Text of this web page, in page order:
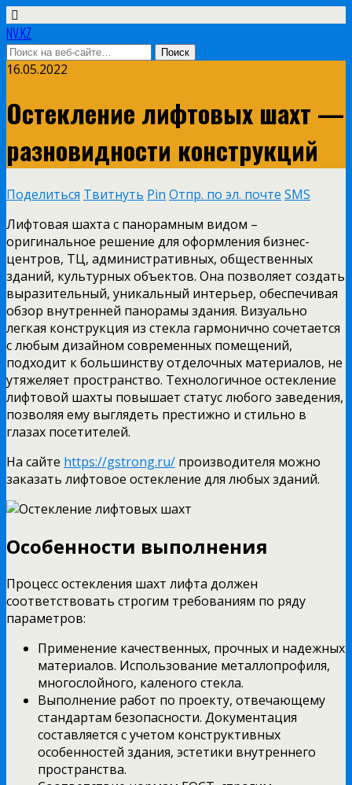
NV.KZ
16.05.2022
Остекление лифтовых шахт —
разновидности конструкций
Поделиться Твитнуть Pin Отпр. по эл. почте SMS
Лифтовая шахта с панорамным видом –
оригинальное решение для оформления бизнес-
центров, ТЦ, административных, общественных
зданий, культурных объектов. Она позволяет создать
выразительный, уникальный интерьер, обеспечивая
обзор внутренней панорамы здания. Визуально
легкая конструкция из стекла гармонично сочетается
с любым дизайном современных помещений,
подходит к большинству отделочных материалов, не
утяжеляет пространство. Технологичное остекление
лифтовой шахты повышает статус любого заведения,
позволяя ему выглядеть престижно и стильно в
глазах посетителей.
На сайте https://gstrong.ru/ производителя можно
заказать лифтовое остекление для любых зданий.
Особенности выполнения
Процесс остекления шахт лифта должен
соответствовать строгим требованиям по ряду
параметров:
Применение качественных, прочных и надежных
материалов. Использование металлопрофиля,
многослойного, каленого стекла.
Выполнение работ по проекту, отвечающему
стандартам безопасности. Документация
составляется с учетом конструктивных
особенностей здания, эстетики внутреннего
пространства.